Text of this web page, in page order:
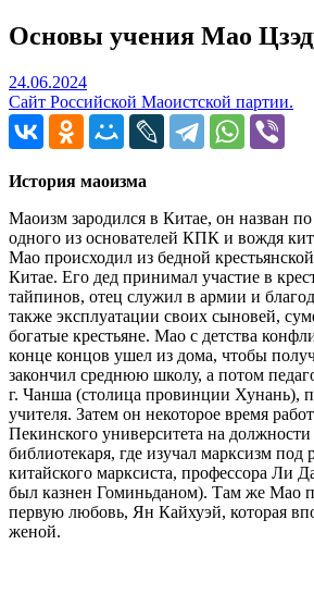
Основы учения Мао
24.06.202424.06.2024
Сайт Российской Маоистской партии.
История маоизма
Маоизм зародился в Китае, он назван
одного из основателей КПК и вождя
Мао происходил из бедной
Китае. Его дед принимал участие в
тайпинов, отец служил в армии и
также эксплуатации своих сыновей,
богатые крестьяне. Мао с детства
конце концов ушел из дома, чтобы
закончил среднюю школу, а потом
г. Чанша (столица провинции Хунань),
учителя. Затем он некоторое время
Пекинского университета на
библиотекаря, где изучал марксизм под
китайского марксиста, профессора Ли
был казнен Гоминьданом). Там же Мао
первую любовь, Ян Кайхуэй, которая
женой.